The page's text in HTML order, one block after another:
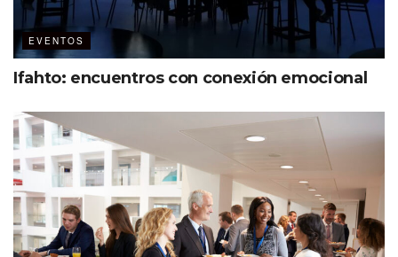
Santiago Corrada de Visit Tampa Bay y Don Welsh de
Destinations International.
EVENTOS
Ifahto: encuentros con conexión emocional